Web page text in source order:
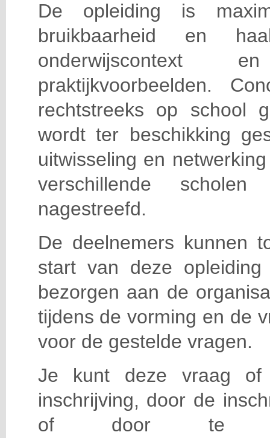
De opleiding is
bruikbaarheid en
praktijkvoorbeelden.
rechtstreeks op school
wordt ter beschikking
uitwisseling en
verschillende scholen
nagestreefd.
De deelnemers kunnen
start van deze
bezorgen aan de
tijdens de vorming en de
voor de gestelde vragen.
Je kunt deze vraag of
inschrijving, door de
of door te e-